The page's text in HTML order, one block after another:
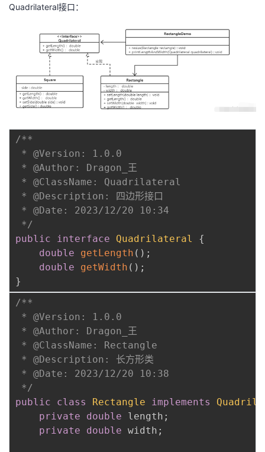
Quadrilateral接口：
/**
* @Version: 1.0.0
* @Author: Dragon_王
* @ClassName: Quadrilateral
* @Description: 四边形接口
* @Date: 2023/12/20 10:34
*/
public
interface Quadrilateral
{
double
getLength ( ) ;
double
getWidth ( ) ;
}
/**
* @Version: 1.0.0
* @Author: Dragon_王
* @ClassName: Rectangle
* @Description: 长方形类
* @Date: 2023/12/20 10:38
*/
public
class Rectangle implements
private
double length ;
private
double width ;